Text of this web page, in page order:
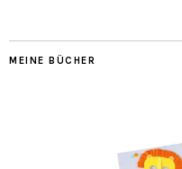
MEINE BÜCHER